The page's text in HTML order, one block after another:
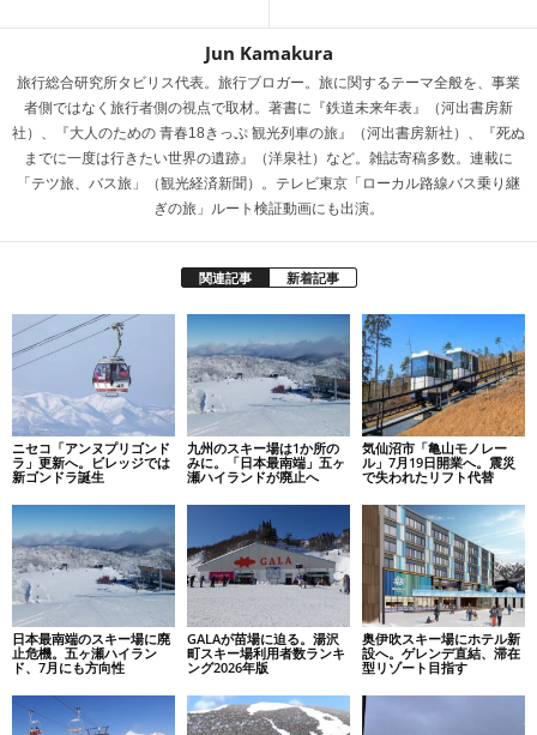
Jun Kamakura
旅行総合研究所タビリス代表。旅行ブロガー。旅に関するテーマ全般を、事業
者側ではなく旅行者側の視点で取材。著書に『鉄道未来年表』（河出書房新
社）、『大人のための 青春18きっぷ 観光列車の旅』（河出書房新社）、『死ぬ
までに一度は行きたい世界の遺跡』（洋泉社）など。雑誌寄稿多数。連載に
「テツ旅、バス旅」（観光経済新聞）。テレビ東京「ローカル路線バス乗り継
ぎの旅」ルート検証動画にも出演。
関連記事 新着記事
ニセコ「アンヌプリゴンド
ラ」更新へ。ビレッジでは
新ゴンドラ誕生
九州のスキー場は1か所の
みに。「日本最南端」五ヶ
瀬ハイランドが廃止へ
気仙沼市「亀山モノレー
ル」7月19日開業へ。震災
で失われたリフト代替
日本最南端のスキー場に廃
止危機。五ヶ瀬ハイラン
ド、7月にも方向性
GALAが苗場に迫る。湯沢
町スキー場利用者数ランキ
ング2026年版
奥伊吹スキー場にホテル新
設へ。ゲレンデ直結、滞在
型リゾート目指す